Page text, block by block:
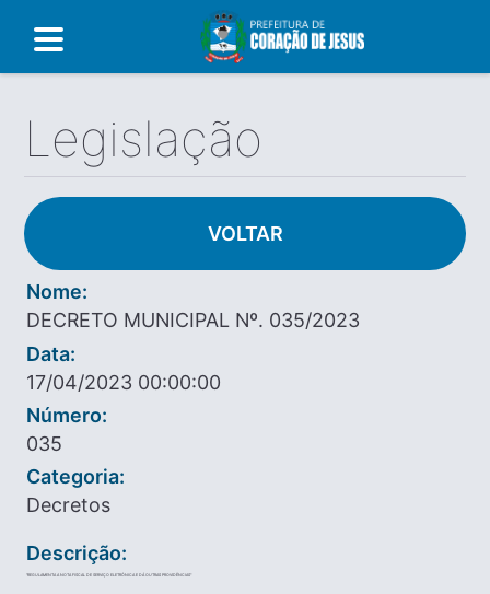
Legislação
VOLTAR
Nome:
DECRETO MUNICIPAL Nº. 035/2023
Data:
17/04/2023 00:00:00
Número:
035
Categoria:
Decretos
Descrição:
"REGULAMENTA A NOTA FISCAL DE SERVIÇO ELETRÔNICA E DÁ OUTRAS PROVIDÊNCIAS"